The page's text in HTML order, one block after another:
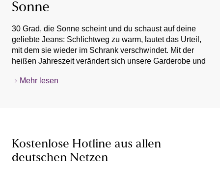
Sonne
30 Grad, die Sonne scheint und du schaust auf deine
geliebte Jeans: Schlichtweg zu warm, lautet das Urteil,
mit dem sie wieder im Schrank verschwindet. Mit der
heißen Jahreszeit verändert sich unsere Garderobe und
Shorts und Hosen begeistern mit ihren lockeren
zusammengestellt. So wirst du in deiner neuen Hose zur
Strandschönheit!
Mehr lesen
Kostenlose Hotline aus allen
deutschen Netzen